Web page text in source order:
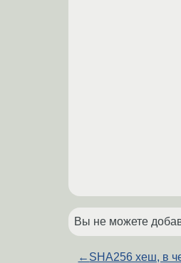
Вы не можете
← SHA256 хеш, в